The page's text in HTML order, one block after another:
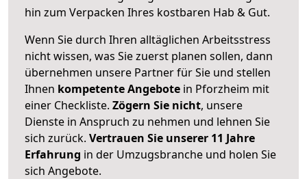
hin zum Verpacken Ihres kostbaren Hab & Gut.
Wenn Sie durch Ihren alltäglichen Arbeitsstress
nicht wissen, was Sie zuerst planen sollen, dann
übernehmen unsere Partner für Sie und stellen
Ihnen kompetente Angebote in Pforzheim mit
einer Checkliste. Zögern Sie nicht, unsere
Dienste in Anspruch zu nehmen und lehnen Sie
sich zurück. Vertrauen Sie unserer 11 Jahre
Erfahrung in der Umzugsbranche und holen Sie
sich Angebote.